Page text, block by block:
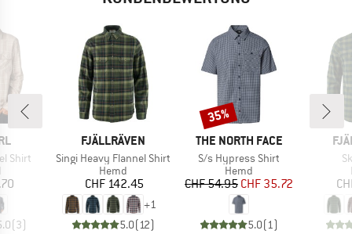
Shirt
(3)
MARKE
FJÄLLRÄVEN
Artikel
Singi Heavy Flannel Shirt
Produktgruppe
Hemd
Preis
CHF 142.45
+1
5.0(12)
MARKE
THE NORTH FACE
Artikel
S/s Hypress Shirt
Produktgruppe
Hemd
Preis
CHF 54.95reduzierter Preis
CHF 35.72
5.0(1)
Rabatt
35%